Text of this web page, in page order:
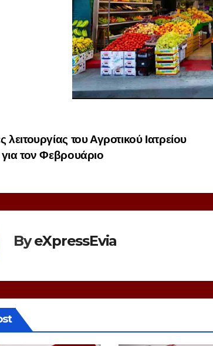
λειτουργίας του Αγροτικού Ιατρείου
τον Φεβρουάριο
ByeXpressEvia
EXPRESS ΑΘΛΗΤΙΣΜΟΣ